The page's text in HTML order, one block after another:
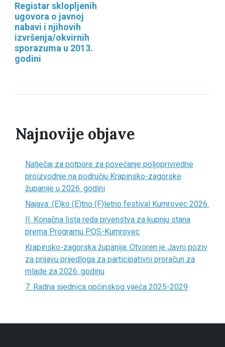
Registar sklopljenih
ugovora o javnoj
nabavi i njihovih
izvršenja/okvirnih
sporazuma u 2013.
godini
Najnovije objave
Natječaj za potpore za povećanje poljoprivredne
proizvodnje na području Krapinsko-zagorske
županije u 2026. godini
Najava: (E)ko (E)tno (F)letno festival Kumrovec 2026.
II. Konačna lista reda prvenstva za kupnju stana
prema Programu POS-Kumrovec
Krapinsko-zagorska županija: Otvoren je Javni poziv
za prijavu prijedloga za participativni proračun za
mlade za 2026. godinu
7. Radna sjednica općinskog vijeća 2025-2029